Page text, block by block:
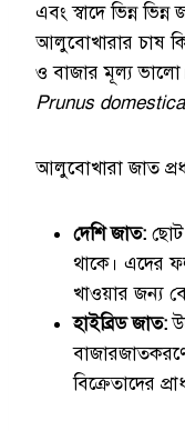
এবং স্বাদে ভিন্ন
আলুবোখারার চাষ
ও বাজার মূল্য
Prunus domestica
আলুবোখারা জাত
দেশি জাত: ছোট
থাকে। এদের
খাওয়ার জন্য
হাইব্রিড জাত:
বিক্রেতাদের